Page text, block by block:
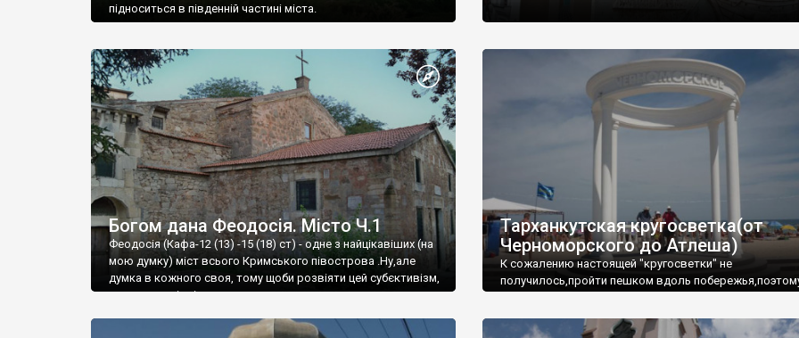
підноситься в південній частині міста.
Богом дана Феодосія. Місто Ч.1
Феодосія (Кафа-12 (13) -15 (18) ст) - одне з найцікавіших (на
мою думку) міст всього Кримського півострова .Ну,але
думка в кожного своя, тому щоби розвіяти цей субєктивізм,
запрошую відвідати це
Тарханкутская кругосветка(от
Черноморского до Атлеша)
К сожалению настоящей "кругосветки" не
получилось,пройти пешком вдоль